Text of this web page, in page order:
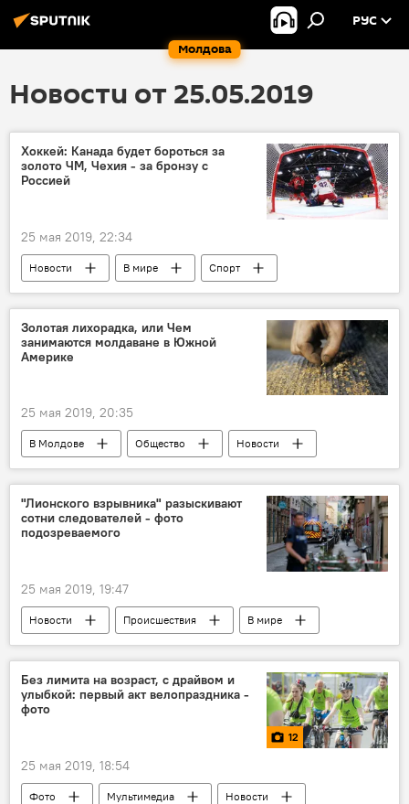
Молдова
РУС
Новости от 25.05.2019
Хоккей: Канада будет бороться за
золото ЧМ, Чехия - за бронзу с
Россией
25 мая 2019, 22:34
Новости В мире Спорт
Золотая лихорадка, или Чем
занимаются молдаване в Южной
Америке
25 мая 2019, 20:35
В Молдове Общество
Новости
Бразилия
миграция
Общество
В мире
СССР
"Лионского взрывника" разыскивают
сотни следователей - фото
подозреваемого
25 мая 2019, 19:47
Новости Происшествия В мире
Без лимита на возраст, с драйвом и
улыбкой: первый акт велопраздника -
фото
12
25 мая 2019, 18:54
Фото Мультимедиа Новости